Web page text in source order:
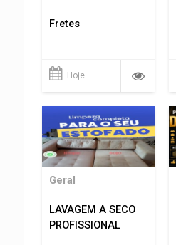
Fretes
Hoje
Geral
LAVAGEM A SECO
PROFISSIONAL